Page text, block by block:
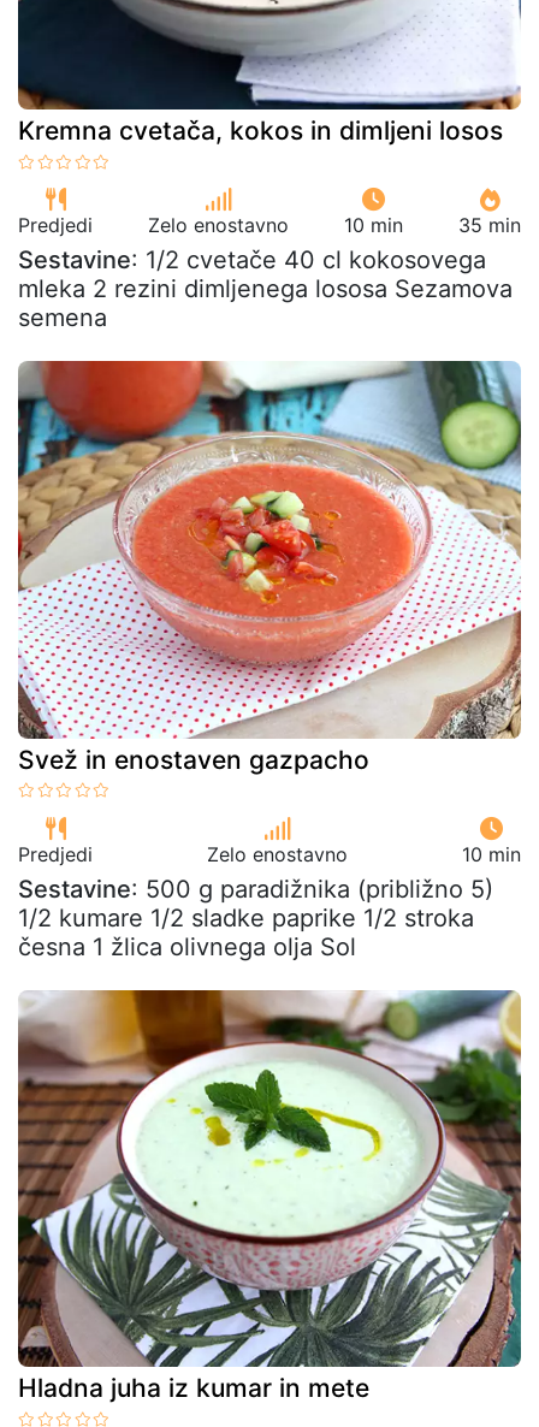
Kremna cvetača, kokos in dimljeni losos
Predjedi Zelo enostavno 10 min 35 min
Sestavine: 1/2 cvetače 40 cl kokosovega
mleka 2 rezini dimljenega lososa Sezamova
semena
Svež in enostaven gazpacho
Predjedi Zelo enostavno 10 min
Sestavine: 500 g paradižnika (približno 5)
1/2 kumare 1/2 sladke paprike 1/2 stroka
česna 1 žlica olivnega olja Sol
Hladna juha iz kumar in mete